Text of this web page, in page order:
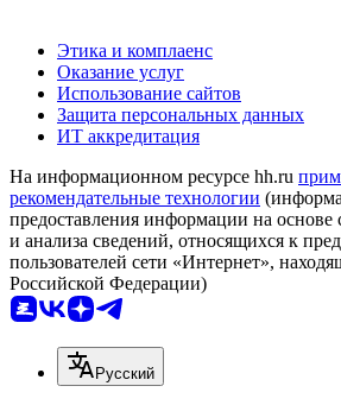
Этика и комплаенс
Оказание услуг
Использование сайтов
Защита персональных данных
ИТ аккредитация
На информационном ресурсе hh.ru
рекомендательные технологии
предоставления информации на основе
и анализа сведений, относящихся к
пользователей сети «Интернет»,
Российской Федерации)
Русский